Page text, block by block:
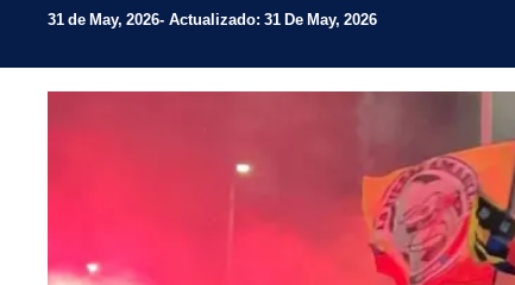
31 de May, 2026 Actualizado: 31 De May, 2026